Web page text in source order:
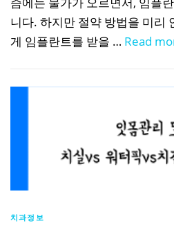
니다. 하지만 절약 방법을 미리
게 임플란트를 받을 … Read
치과정보